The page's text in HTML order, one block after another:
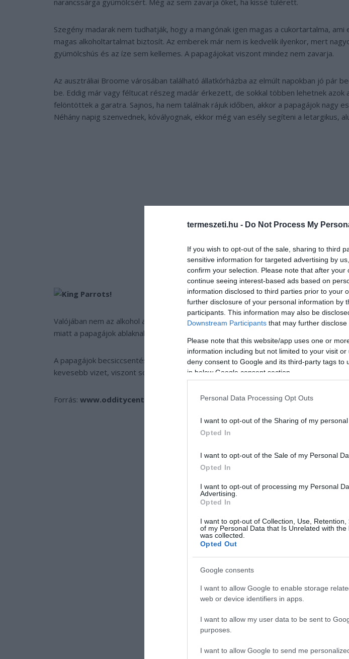
termeszeti.hu - Do Not Process My
If you wish to opt-out of the sale, sharing to third
sensitive information for targeted advertising by
confirm your selection. Please note that after
continue seeing interest-based ads based on
information disclosed to third parties prior to your
further disclosure of your personal information by
participants. This information may also be
Downstream Participants that may further
Please note that this website/app uses one or
information including but not limited to your visit
deny consent to Google and its third-party tags to
in below Google consent section.
Personal Data Processing Opt Outs
I want to opt-out of the Sharing of my personal
Opted In
I want to opt-out of the Sale of my Personal
Opted In
I want to opt-out of processing my Personal
Advertising.
Opted In
I want to opt-out of Collection, Use,
of my Personal Data that Is Unrelated with
was collected.
Opted Out
Google consents
I want to allow Google to enable storage
web or device identifiers in apps.
I want to allow my user data to be sent to
purposes.
I want to allow Google to send me
Szegény madarak nem tudhatják, hogy a mangónak igen magas a cukortartalma,
magas alkoholtartalmat biztosít. Az emberek már nem is kedvelik ilyenkor, mert
gyümölcshús és az íze sem kellemes. A papagájokat viszont mindez nem zavarja.
Az ausztráliai Broome városában található állatkórházba az elmúlt napokban jó pár
be. Eddig már vagy féltucat részeg madár érkezett, de sokkal többen lehetnek azok
felöntöttek a garatra. Sajnos, ha nem találnak rájuk időben, akkor a papagájok nagy
Néhány napig szenvednek, kóvályognak, ekkor még van esély segíteni a letargikus,
Valójában nem az alkohol az, amely végez a madarakkal, hanem az általa kiváltott
miatt a papagájok ablaknak repülnek, vagy félelem nélkül mászkálnak a járművek és a
A papagájok becsiccsentésében a mangó az elsődleges bűnös, ez a trópusi
kevesebb vizet, viszont sok cukrot tartalmaz.
Forrás: www.odditycentral.com